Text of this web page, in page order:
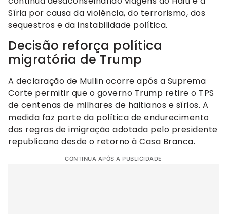
Síria por causa da violência, do terrorismo, dos
sequestros e da instabilidade política.
Decisão reforça política
migratória de Trump
A declaração de Mullin ocorre após a Suprema
Corte permitir que o governo Trump retire o TPS
de centenas de milhares de haitianos e sírios. A
medida faz parte da política de endurecimento
das regras de imigração adotada pelo presidente
republicano desde o retorno à Casa Branca.
CONTINUA APÓS A PUBLICIDADE